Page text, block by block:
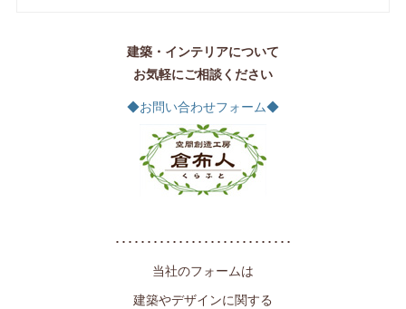
建築・インテリアについて
お気軽にご相談ください
◆お問い合わせフォーム◆
････････････････････････････
当社のフォームは
建築やデザインに関する